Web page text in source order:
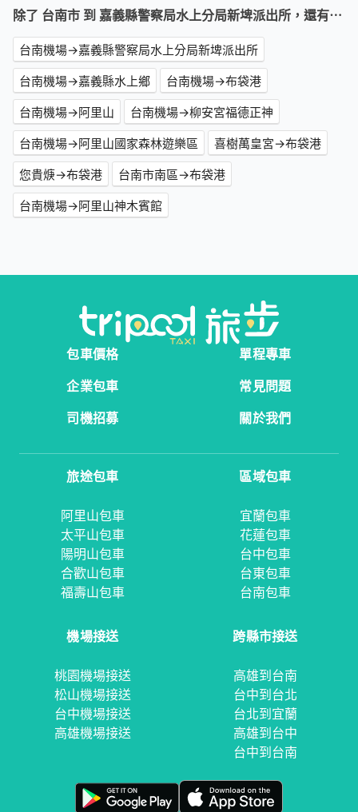
除了 台南市 到 嘉義縣警察局水上分局新埤派出所，還有⋯
台南機場→嘉義縣警察局水上分局新埤派出所
台南機場→嘉義縣水上鄉
台南機場→布袋港
台南機場→阿里山
台南機場→柳安宮福德正神
台南機場→阿里山國家森林遊樂區
喜樹萬皇宮→布袋港
您貴焿→布袋港
台南市南區→布袋港
台南機場→阿里山神木賓館
包車價格
單程專車
企業包車
常見問題
司機招募
關於我們
旅途包車
阿里山包車
太平山包車
陽明山包車
合歡山包車
福壽山包車
區域包車
宜蘭包車
花蓮包車
台中包車
台東包車
台南包車
機場接送
桃園機場接送
松山機場接送
台中機場接送
高雄機場接送
跨縣市接送
高雄到台南
台中到台北
台北到宜蘭
高雄到台中
台中到台南